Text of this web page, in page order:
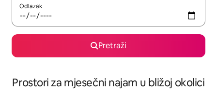
Odlazak
Pretraži
Prostori za mjesečni najam u bližoj okolici